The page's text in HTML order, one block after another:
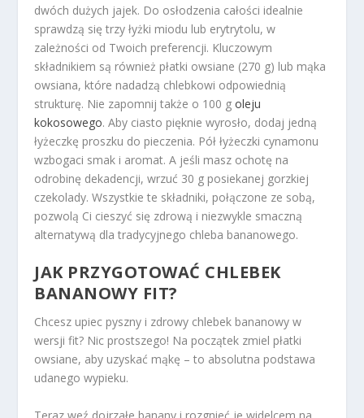
dwóch dużych jajek. Do osłodzenia całości idealnie
sprawdzą się trzy łyżki miodu lub erytrytolu, w
zależności od Twoich preferencji. Kluczowym
składnikiem są również płatki owsiane (270 g) lub mąka
owsiana, które nadadzą chlebkowi odpowiednią
strukturę. Nie zapomnij także o 100 goleju
kokosowego. Aby ciasto pięknie wyrosło, dodaj jedną
łyżeczkę proszku do pieczenia. Pół łyżeczki cynamonu
wzbogaci smak i aromat. A jeśli masz ochotę na
odrobinę dekadencji, wrzuć 30 g posiekanej gorzkiej
czekolady. Wszystkie te składniki, połączone ze sobą,
pozwolą Ci cieszyć się zdrową i niezwykle smaczną
alternatywą dla tradycyjnego chleba bananowego.
JAK PRZYGOTOWAĆ CHLEBEK
BANANOWY FIT?
Chcesz upiec pyszny i zdrowy chlebek bananowy w
wersji fit? Nic prostszego! Na początek zmiel płatki
owsiane, aby uzyskać mąkę – to absolutna podstawa
udanego wypieku.